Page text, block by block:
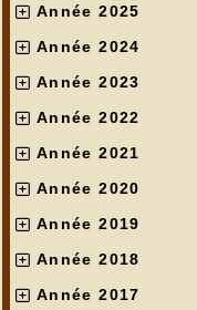
Année 2025
Année 2024
Année 2023
Année 2022
Année 2021
Année 2020
Année 2019
Année 2018
Année 2017